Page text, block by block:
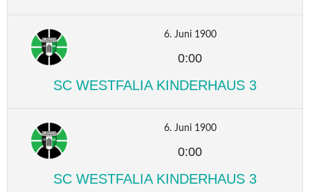
6. Juni 1900
0:00
SC WESTFALIA KINDERHAUS 3
6. Juni 1900
0:00
SC WESTFALIA KINDERHAUS 3